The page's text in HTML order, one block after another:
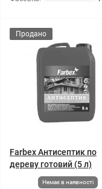
Продано
Farbex Антисептик по
дереву готовий (5 л)
Немає в наявності